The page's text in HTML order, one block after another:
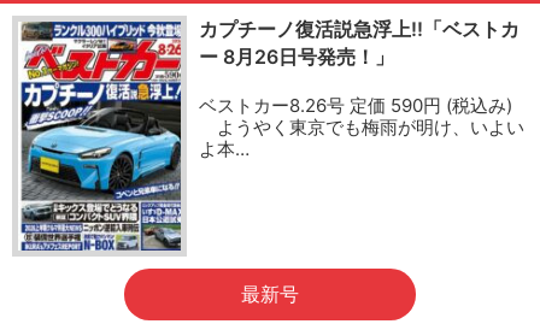
カプチーノ復活説急浮上!!「ベストカ
ー 8月26日号発売！」
ベストカー8.26号 定価 590円 (税込み)
ようやく東京でも梅雨が明け、いよい
よ本…
最新号